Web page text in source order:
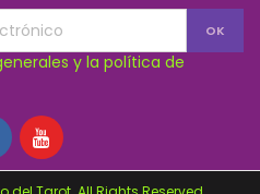
y la política de